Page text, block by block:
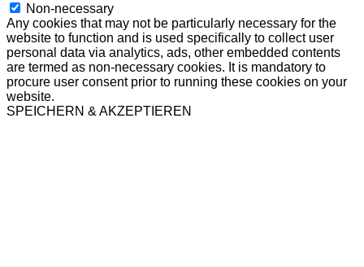
Non-necessary
Any cookies that may not be particularly necessary for the
website to function and is used specifically to collect user
personal data via analytics, ads, other embedded contents
are termed as non-necessary cookies. It is mandatory to
procure user consent prior to running these cookies on your
website.
SPEICHERN & AKZEPTIEREN